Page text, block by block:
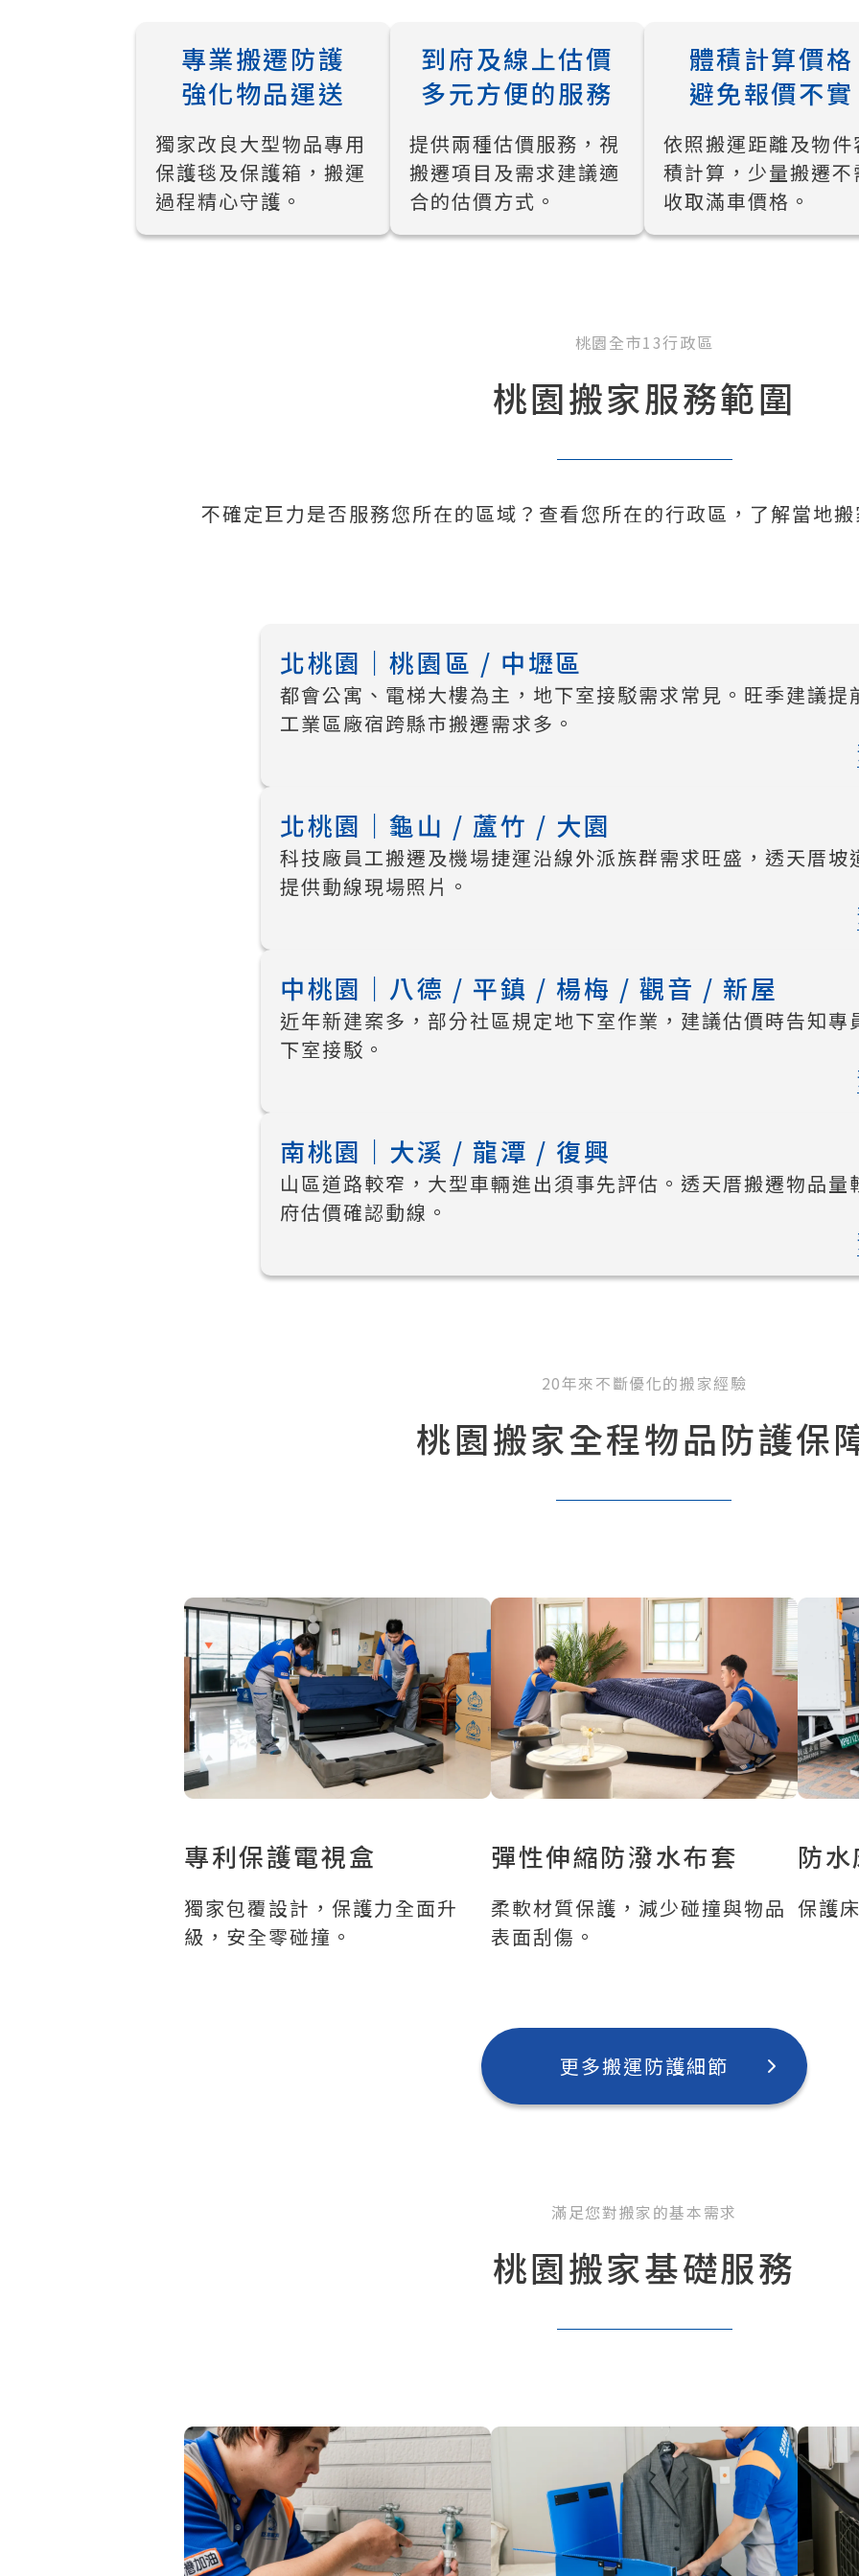
專業搬遷防護
強化物品運送
獨家改良大型物品專用
保護毯及保護箱，搬運
過程精心守護。
到府及線上估價
多元方便的服務
提供兩種估價服務，視
搬遷項目及需求建議適
合的估價方式。
體積計算價格
避免報價不實
依照搬運距離及物件
積計算，少量搬遷不
收取滿車價格。
桃園全市13行政區
桃園搬家服務範圍
不確定巨力是否服務您所在的區域？查看您所在的行政區，了解當地
北桃園｜桃園區 / 中壢區
都會公寓、電梯大樓為主，地下室接駁需求常見。旺季建議
工業區廠宿跨縣市搬遷需求多。
北桃園｜龜山 / 蘆竹 / 大園
科技廠員工搬遷及機場捷運沿線外派族群需求旺盛，透天厝坡
提供動線現場照片。
中桃園｜八德 / 平鎮 / 楊梅 / 觀音 / 新屋
近年新建案多，部分社區規定地下室作業，建議估價時告知專
下室接駁。
南桃園｜大溪 / 龍潭 / 復興
山區道路較窄，大型車輛進出須事先評估。透天厝搬遷物品量
府估價確認動線。
20年來不斷優化的搬家經驗
桃園搬家全程物品防護保
專利保護電視盒
獨家包覆設計，保護力全面升
級，安全零碰撞。
彈性伸縮防潑水布套
柔軟材質保護，減少碰撞與物品
表面刮傷。
防
保護
更多搬運防護細節
滿足您對搬家的基本需求
桃園搬家基礎服務